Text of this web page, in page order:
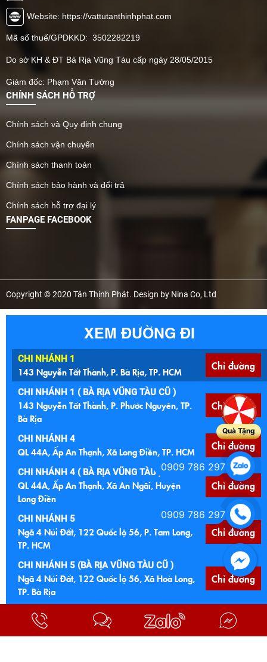
Website: https://vattutanthinhphat.com
Mã số thuế/GPDKKD: 3502282219
Do sở KH & ĐT Bà Rịa Vũng Tàu cấp ngày 28/05/2015
Giám đốc: Phạm Văn Tường
CHÍNH SÁCH HỖ TRỢ
Chính sách và Quy định chung
Chính sách vận chuyển
Chính sách thanh toán
Chính sách bảo hành và đổi trả
Chính sách hỗ trợ đại lý
FANPAGE FACEBOOK
Copyright © 2020 Tân Thịnh Phát. Design by Nina Co, Ltd
XEM ĐƯỜNG ĐI
CHI NHÁNH 1
143 Nguyễn Tất Thành, P. Bà Rịa, TP. HCM Chỉ đường
CHI NHÁNH 1 ( BÀ RỊA VŨNG TÀU CŨ )
143 Nguyễn Tất Thành, P. Phước Nguyên, TP.
Bà Rịa
Chỉ đường
CHI NHÁNH 4
QL 44A, Ấp An Thạnh, Xã Long Điền, TP. HCM Chỉ đường
CHI NHÁNH 4 ( BÀ RỊA VŨNG TÀU )
QL 44A, Ấp An Thạnh, Xã An Ngãi, Huyện
Long Điền
Chỉ đường
CHI NHÁNH 5
Ngã 4 Núi Đất, 122 Quốc lộ 56, P. Tam Long,
TP. HCM
Chỉ đường
CHI NHÁNH 5 (BÀ RỊA VŨNG TÀU CŨ )
Ngã 4 Núi Đất, 122 Quốc lộ 56, Xã Hoà Long,
TP. Bà Rịa
Chỉ đường
CHI NHÁNH 6
Cầu Đất Đỏ, Quốc lộ 55, Xã Đất Đỏ, TP. HCM Chỉ đường
Quà Tặng
0909 786 297
0909 786 297